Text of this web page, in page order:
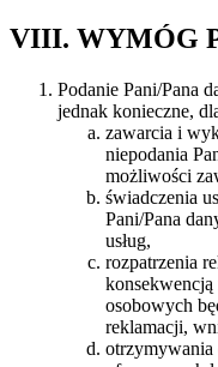
VIII. WYMÓG
Podanie Pani/Pana
jednak konieczne,
zawarcia i
niepodania
możliwości
świadczenia
Pani/Pana
usług,
rozpatrzenia
konsekwencją
osobowych
reklamacji,